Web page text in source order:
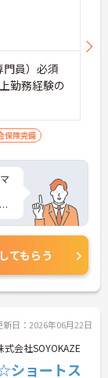
員）必須
勤務経験の
保険完備
てもらう
新日：2026年06月22日
式会社SOYOKAZE
ショートス